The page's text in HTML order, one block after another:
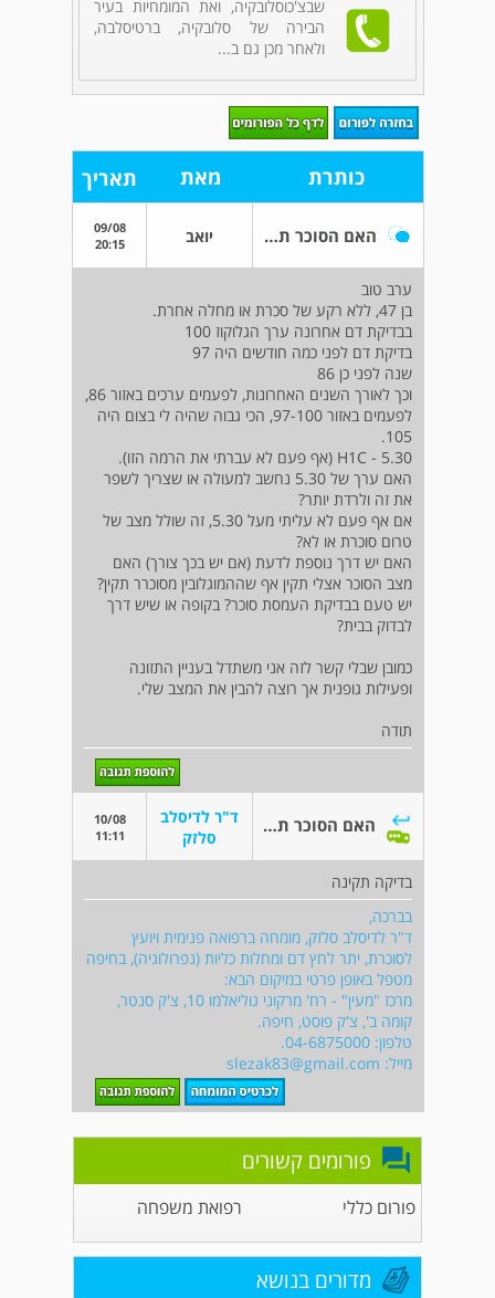
שבצ'כוסלובקיה, ואת המומחיות בעיר
הבירה של סלובקיה, ברטיסלבה,
ולאחר מכן גם ב...
כותרת מאת תאריך
האם הסוכר תקין או שיש צורך לבדוק? יואב
09/08
20:15
ערב טוב
בן 47, ללא רקע של סכרת או מחלה אחרת.
בבדיקת דם אחרונה ערך הגלוקוז 100
בדיקת דם לפני כמה חודשים היה 97
שנה לפני כן 86
וכך לאורך השנים האחרונות, לפעמים ערכים באזור 86,
לפעמים באזור 97-100, הכי גבוה שהיה לי בצום היה
105.
H1C - 5.30 (אף פעם לא עברתי את הרמה הזו).
האם ערך של 5.30 נחשב למעולה או שצריך לשפר
את זה ולרדת יותר?
אם אף פעם לא עליתי מעל 5.30, זה שולל מצב של
טרום סוכרת או לא?
האם יש דרך נוספת לדעת (אם יש בכך צורך) האם
מצב הסוכר אצלי תקין אף שההמוגלובין מסוכרר תקין?
יש טעם בבדיקת העמסת סוכר? בקופה או שיש דרך
לבדוק בבית?
כמובן שבלי קשר לזה אני משתדל בעניין התזונה
ופעילות גופנית אך רוצה להבין את המצב שלי.
תודה
האם הסוכר תקין או שיש צורך לבדוק?
ד"ר לדיסלב
סלזק
10/08
11:11
בדיקה תקינה
בברכה,
ד"ר לדיסלב סלזק, מומחה ברפואה פנימית ויועץ
לסוכרת, יתר לחץ דם ומחלות כליות (נפרולוגיה), בחיפה
מטפל באופן פרטי במיקום הבא:
מרכז "מעין" - רח' מרקוני גוליאלמו 10, צ'ק סנטר,
קומה ב', צ'ק פוסט, חיפה.
טלפון: 04-6875000.
מייל: slezak83@gmail.com
פורומים קשורים
פורום כללי רפואת משפחה
מדורים בנושא